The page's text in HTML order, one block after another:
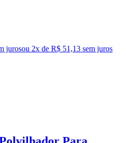
jurosou 2x de R$ 51,13 sem juros